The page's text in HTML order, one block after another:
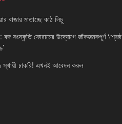
বাজার মাতাচ্ছে কাঠ লিচু
বঙ্গ সংস্কৃতি ফোরামের উদ্যোগে জাঁকজমকপূর্ণ ‘শ্রেষ্ঠ
স্থায়ী চাকরি! এখনই আবেদন করুন